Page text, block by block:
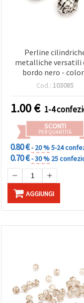
Perline
metalliche versatili
bordo nero -
argento, 7 x 7,5 mm,
ideali, e lavori
Cod.: 103085
1.00€ 1-4
SCONTI
PER QUANTITÀ
0.80 €- 20 %5-24
0.70 €- 30 % 25
AGGIUNGI